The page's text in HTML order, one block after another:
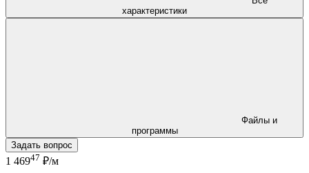
характеристики
программы
Задать вопрос
1 46947 ₽/м